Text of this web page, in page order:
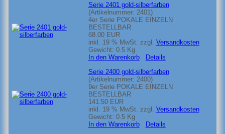
Serie 2401 gold-silberfarben
(Artikelnummer: 2401)
4er Serie POKALE EINZELN
BESTELLBAR
68.00 EUR
inkl. 19 % MwSt. zzgl. Versandkosten
Gewicht: 0.5 Kg
In den Warenkorb
Details
Serie 2400 gold-silberfarben
(Artikelnummer: 2400)
9er Serie POKALE EINZELN
BESTELLBAR
141.50 EUR
inkl. 19 % MwSt. zzgl. Versandkosten
Gewicht: 0.5 Kg
In den Warenkorb
Details